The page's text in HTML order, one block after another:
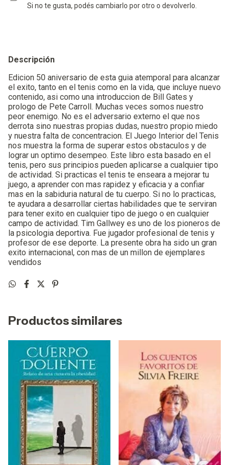
Si no te gusta, podés cambiarlo por otro o devolverlo.
Descripción
Edicion 50 aniversario de esta guia atemporal para alcanzar
el exito, tanto en el tenis como en la vida, que incluye nuevo
contenido, asi como una introduccion de Bill Gates y
prologo de Pete Carroll. Muchas veces somos nuestro
peor enemigo. No es el adversario externo el que nos
derrota sino nuestras propias dudas, nuestro propio miedo
y nuestra falta de concentracion. El Juego Interior del Tenis
nos muestra la forma de superar estos obstaculos y de
lograr un optimo desempeo. Este libro esta basado en el
tenis, pero sus principios pueden aplicarse a cualquier tipo
de actividad. Si practicas el tenis te enseara a mejorar tu
juego, a aprender con mas rapidez y eficacia y a confiar
mas en la sabiduria natural de tu cuerpo. Si no lo practicas,
te ayudara a desarrollar ciertas habilidades que te serviran
para tener exito en cualquier tipo de juego o en cualquier
campo de actividad. Tim Gallwey es uno de los pioneros de
la psicologia deportiva. Fue jugador profesional de tenis y
profesor de ese deporte. La presente obra ha sido un gran
exito internacional, con mas de un millon de ejemplares
vendidos
Productos similares